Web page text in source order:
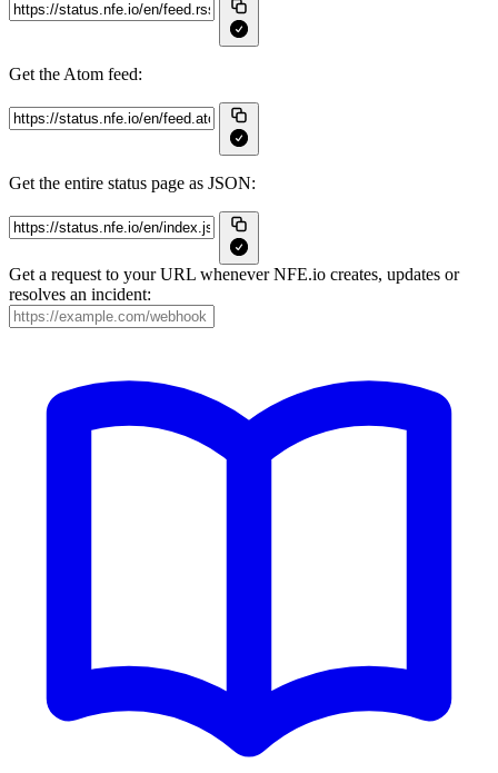
Get the Atom feed:
Get the entire status page as JSON:
Get a request to your URL whenever NFE.io creates, updates or
resolves an incident: